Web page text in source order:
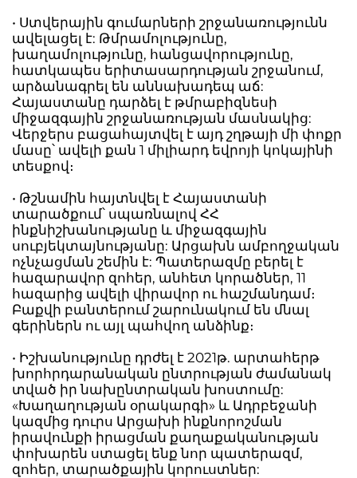
• Ստվերային գումարների շրջանառությունն
ավելացել է: Թմրամոլությունը,
խաղամոլությունը, հանցավորությունը,
հատկապես երիտասարդության շրջանում,
արձանագրել են աննախադեպ աճ:
Հայաստանը դարձել է թմրաբիզնեսի
միջազգային շրջանառության մասնակից:
Վերջերս բացահայտվել է այդ շղթայի մի փոքր
մասը՝ ավելի քան 1 միլիարդ եվրոյի կոկայինի
տեսքով։
• Թշնամին հայտնվել է Հայաստանի
տարածքում՝ սպառնալով ՀՀ
ինքնիշխանությանը և միջազգային
սուբյեկտայնությանը: Արցախն ամբողջական
ոչնչացման շեմին է: Պատերազմը բերել է
հազարավոր զոհեր, անհետ կորածներ, 11
հազարից ավելի վիրավոր ու հաշմանդամ։
Բաքվի բանտերում շարունակում են մնալ
գերիներն ու այլ պահվող անձինք։
• Իշխանությունը դրժել է 2021թ. արտահերթ
խորհրդարանական ընտրության ժամանակ
տված իր նախընտրական խոստումը:
«Խաղաղության օրակարգի» և Ադրբեջանի
կազմից դուրս Արցախի ինքնորոշման
իրավունքի իրացման քաղաքականության
փոխարեն ստացել ենք նոր պատերազմ,
զոհեր, տարածքային կորուստներ: